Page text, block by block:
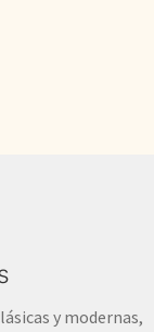
y modernas,